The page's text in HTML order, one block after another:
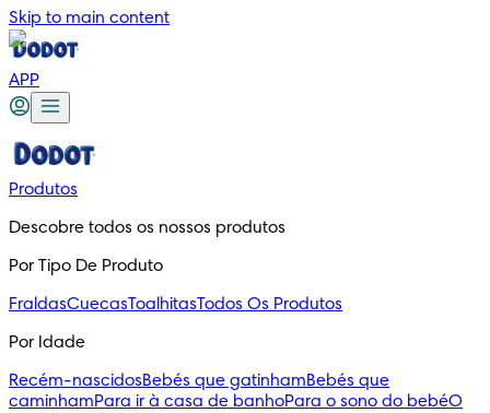
Skip to main content
APP
Produtos
Descobre todos os nossos produtos
Por Tipo De Produto
FraldasCuecasToalhitasTodos Os Produtos
Por Idade
Recém-nascidosBebés que gatinhamBebés que
caminhamPara ir à casa de banhoPara o sono do bebéO